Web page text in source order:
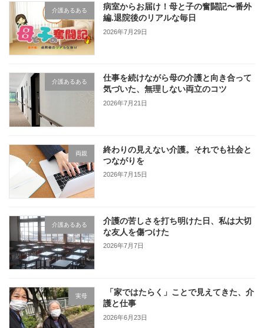
介護あるある
病室からお届け！母と子の奮闘記〜番外
編.退院後のリアルな毎日
2026年7月29日
介護あるある
仕事を続けながら母の介護と向き合って
気づいた、無理しない両立のコツ
2026年7月21日
両親
終わりの見えない介護。それでも社会と
つながりを
2026年7月15日
介護あるある
介護の苦しさを打ち明けた日、私は大切
な友人を傷つけた
2026年7月7日
実母
「家ではたらく」ことで見えてきた、介
護と仕事
2026年6月23日